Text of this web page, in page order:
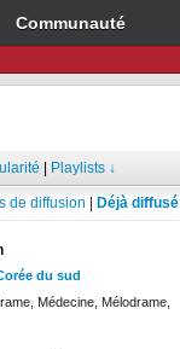
Communauté
Playlists ↓
de diffusion Déjà diffusé
du sud
Médecine, Mélodrame,